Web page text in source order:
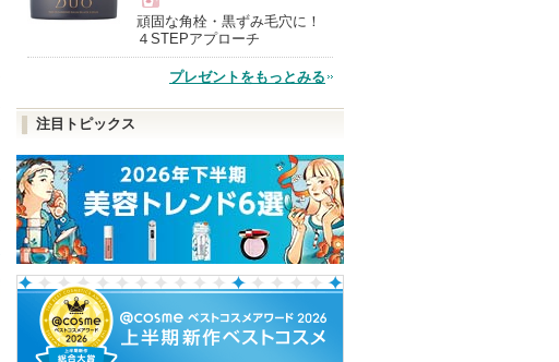
現
頑固な角栓・黒ずみ毛穴に！
４STEPアプローチ
プレゼントをもっとみる
注目トピックス